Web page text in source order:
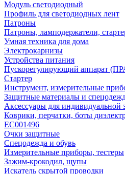
Модуль светодиодный
Профиль для светодиодных лент
Патроны
Патроны, ламподержатели,
Умная техника для дома
Электрокарнизы
Устройства питания
Пускорегулирующий аппарат
Стартер
Инструмент, измерительные
Защитные материалы и
Аксессуары для индивидуальной
Коврики, перчатки, боты
EC001496
Очки защитные
Спецодежда и обувь
Измерительные приборы, тестеры
Зажим-крокодил, щупы
Искатель скрытой проводки